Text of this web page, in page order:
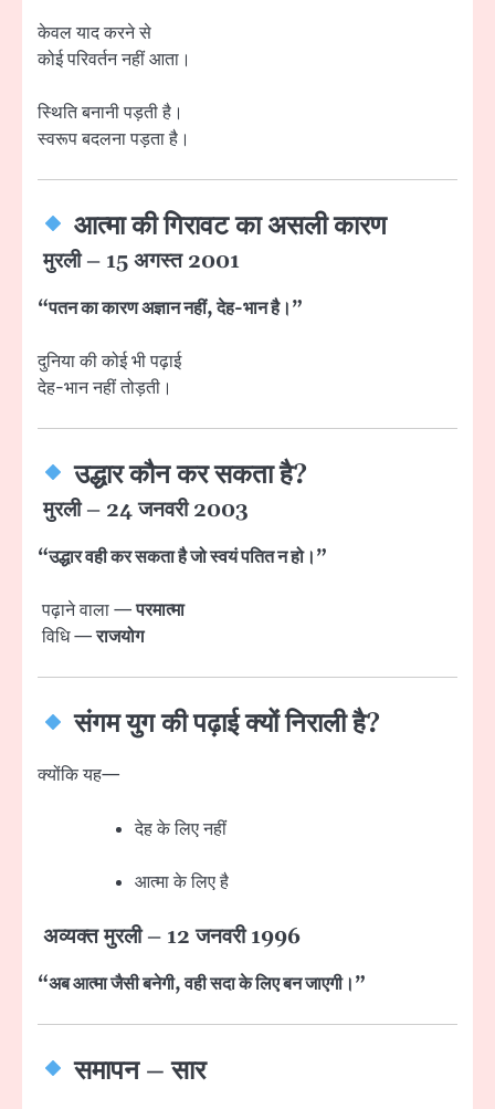
केवल याद करने से
कोई परिवर्तन नहीं आता।
स्थिति बनानी पड़ती है।
स्वरूप बदलना पड़ता है।
आत्मा की गिरावट का असली कारण
मुरली – 15 अगस्त 2001
“पतन का कारण अज्ञान नहीं, देह-भान है।”
दुनिया की कोई भी पढ़ाई
देह-भान नहीं तोड़ती।
उद्धार कौन कर सकता है?
मुरली – 24 जनवरी 2003
“उद्धार वही कर सकता है जो स्वयं पतित न हो।”
पढ़ाने वाला —परमात्मा
विधि —राजयोग
संगम युग की पढ़ाई क्यों निराली है?
क्योंकि यह—
देह के लिए नहीं
आत्मा के लिए है
अव्यक्त मुरली – 12 जनवरी 1996
“अब आत्मा जैसी बनेगी, वही सदा के लिए बन जाएगी।”
समापन – सार